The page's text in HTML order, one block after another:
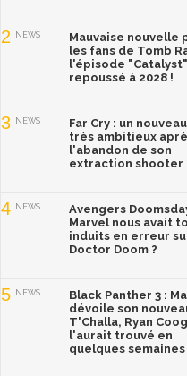
2 NEWS
Mauvaise nouvelle
les fans de Tomb
l'épisode
repoussé à 2028 !
3 NEWS
Far Cry : un
très ambitieux
l'abandon de son
extraction shooter
4 NEWS
Avengers
Marvel nous avait
induits en erreur
Doctor Doom ?
5 NEWS
Black Panther 3 :
dévoile son
T'Challa, Ryan
l'aurait trouvé en
quelques semaines